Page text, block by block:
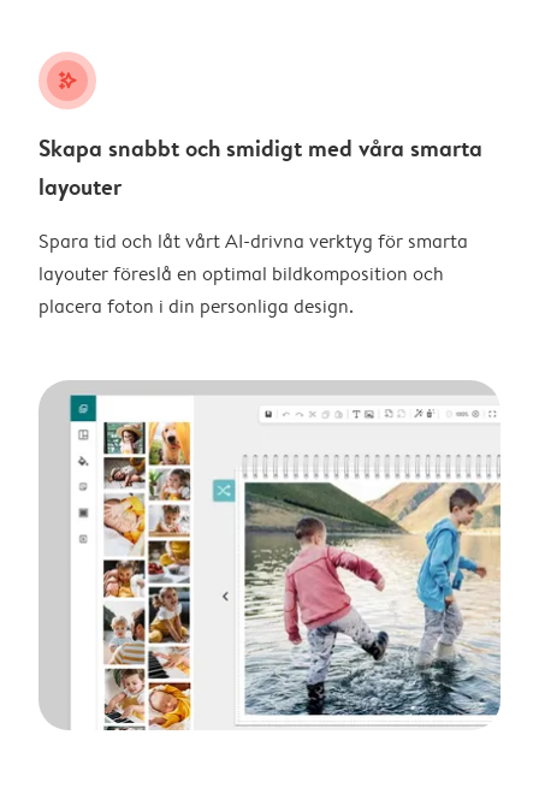
stars_plus
Skapa snabbt och smidigt med våra smarta
layouter
Spara tid och låt vårt AI-drivna verktyg för smarta
layouter föreslå en optimal bildkomposition och
placera foton i din personliga design.